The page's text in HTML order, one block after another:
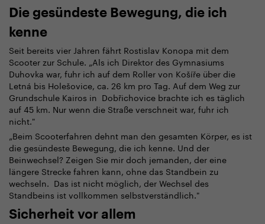
Die gesündeste Bewegung, die ich
kenne
Seit bereits vier Jahren fährt Rostislav Konopa mit dem
Scooter zur Schule. „Als ich Direktor des Gymnasiums
Duhovka war, fuhr ich auf dem Roller von Košíře über die
Letná bis Holešovice, ca. 26 km pro Tag. Auf dem Weg zur
Grundschule Kairos in Dobřichovice brachte ich es täglich
auf 45 km. Nur wenn die Straße verschneit war, fuhr ich
nicht."
„Beim Scooterfahren dehnt man den gesamten Körper, es ist
die gesündeste Bewegung, die ich kenne. Und der
Beinwechsel? Zeigen Sie mir doch jemanden, der eine
längere Strecke fahren kann, ohne das Standbein zu
wechseln. Das ist nicht möglich, der Wechsel des
Standbeins ist vollkommen selbstverständlich."
Sicherheit vor allem